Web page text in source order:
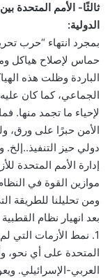
ثالثًا- الأمم المتحدة
الدولية:
بمجرد انتهاء “حرب
حماس لإصلاح هياكل
الباردة وظلت هذه
الجماعي، كما كان
لإحياء ما تجمد منها.
دولي حيز
إدارة الأمم المتحدة
موازين القوة في
ومن تحليلنا للطريقة
بعد انهيار نظام القطبية
1. نمط الأزمات التي
المتحدة على أي نحو،
العربي-الإسرائيلي.